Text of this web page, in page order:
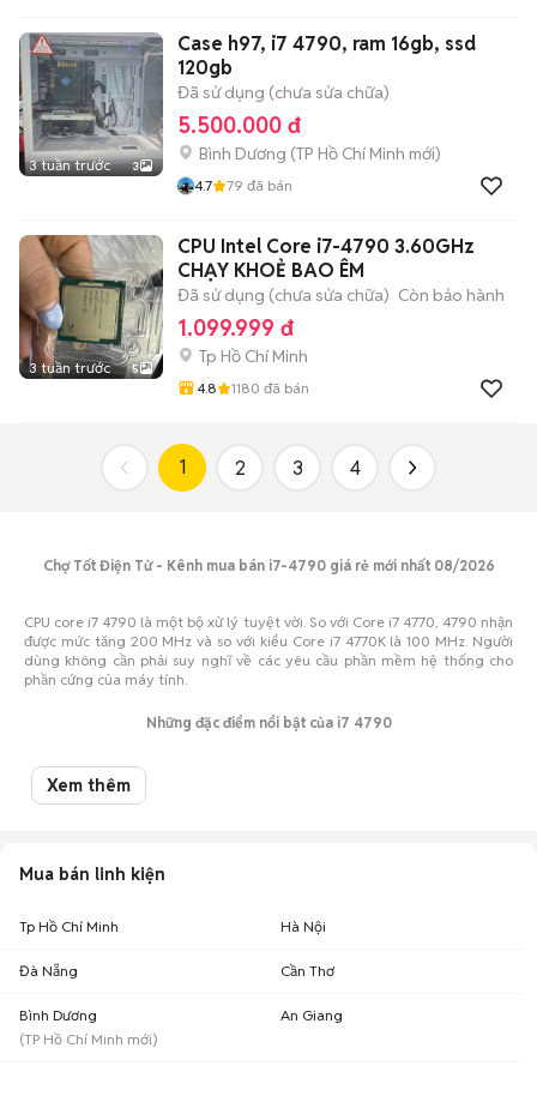
3 tuần trước 3
Case h97, i7 4790, ram 16gb, ssd
120gb
Đã sử dụng (chưa sửa chữa)
5.500.000 đ
Bình Dương (TP Hồ Chí Minh mới)
4.7 79 đã bán
3 tuần trước 5
CPU Intel Core i7-4790 3.60GHz
CHẠY KHOẺ BAO ÊM
Đã sử dụng (chưa sửa chữa) Còn bảo hành
1.099.999 đ
Tp Hồ Chí Minh
4.8 1180 đã bán
1 2 3 4
Chợ Tốt Điện Tử - Kênh mua bán i7-4790 giá rẻ mới nhất 08/2026
CPU core i7 4790 là một bộ xử lý tuyệt vời. So với Core i7 4770, 4790 nhận
được mức tăng 200 MHz và so với kiểu Core i7 4770K là 100 MHz. Người
dùng không cần phải suy nghĩ về các yêu cầu phần mềm hệ thống cho
phần cứng của máy tính.
Những đặc điểm nổi bật của i7 4790
Tối đa khả năng của vi xử lý
dụng công nghệ 22nm. Core i7-4790 sử dụng socket 1150 với kích thước
tổng thể của chip là 37, 5 mm x 37, 5 mm.
CPU này sở hữu bóng bán dẫn 3D được sản xuất bằng công nghệ 22 nm
càng tiết kiệm điện thì càng tốt. Đồng thời, khi kết hợp cùng với ba công
đỉnh cao chưa từng có giữa hiêu năng và hiệu quả năng lượng.
Xem thêm
Mua bán linh kiện
Tp Hồ Chí Minh Hà Nội
Đà Nẵng Cần Thơ
Bình Dương
(TP Hồ Chí Minh mới)
An Giang